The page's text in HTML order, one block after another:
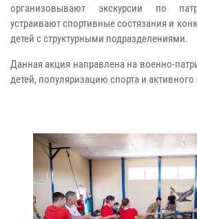
организовывают экскурсии по
устраивают спортивные состязания и
детей с структурными подразделениями.
Данная акция направлена на военно-
детей, популяризацию спорта и